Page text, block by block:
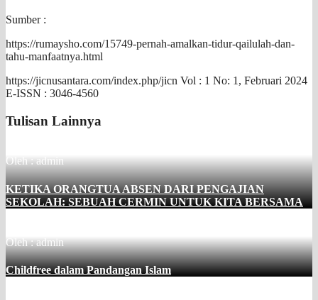
Sumber :
https://rumaysho.com/15749-pernah-amalkan-tidur-qailulah-dan-
tahu-manfaatnya.html
https://jicnusantara.com/index.php/jicn Vol : 1 No: 1, Februari 2024
E-ISSN : 3046-4560
Tulisan Lainnya
Oleh : admin
KETIKA ORANGTUA ABSEN DARI PENGAJIAN
SEKOLAH: SEBUAH CERMIN UNTUK KITA BERSAMA
Oleh : admin
Childfree dalam Pandangan Islam